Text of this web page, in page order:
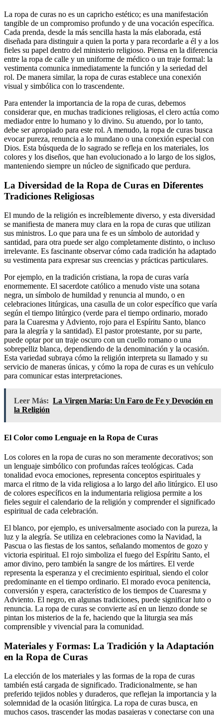
La ropa de curas no es un capricho estético; es una manifestación
tangible de un compromiso profundo y de una vocación específica.
Cada prenda, desde la más sencilla hasta la más elaborada, está
diseñada para distinguir a quien la porta y para recordarle a él y a los
fieles su papel dentro del ministerio religioso. Piensa en la diferencia
entre la ropa de calle y un uniforme de médico o un traje formal: la
vestimenta comunica inmediatamente la función y la seriedad del
rol. De manera similar, la ropa de curas establece una conexión
visual y simbólica con lo trascendente.
Para entender la importancia de la ropa de curas, debemos
considerar que, en muchas tradiciones religiosas, el clero actúa como
mediador entre lo humano y lo divino. Su atuendo, por lo tanto,
debe ser apropiado para este rol. A menudo, la ropa de curas busca
evocar pureza, renuncia a lo mundano o una conexión especial con
Dios. Esta búsqueda de lo sagrado se refleja en los materiales, los
colores y los diseños, que han evolucionado a lo largo de los siglos,
manteniendo siempre un núcleo de significado que perdura.
La Diversidad de la Ropa de Curas en Diferentes
Tradiciones Religiosas
El mundo de la religión es increíblemente diverso, y esta diversidad
se manifiesta de manera muy clara en la ropa de curas que utilizan
sus ministros. Lo que para una fe es un símbolo de autoridad y
santidad, para otra puede ser algo completamente distinto, o incluso
irrelevante. Es fascinante observar cómo cada tradición ha adaptado
su vestimenta para expresar sus creencias y prácticas particulares.
Por ejemplo, en la tradición cristiana, la ropa de curas varía
enormemente. El sacerdote católico a menudo viste una sotana
negra, un símbolo de humildad y renuncia al mundo, o en
celebraciones litúrgicas, una casulla de un color específico que varía
según el tiempo litúrgico (verde para el tiempo ordinario, morado
para la Cuaresma y Adviento, rojo para el Espíritu Santo, blanco
para la alegría y la santidad). El pastor protestante, por su parte,
puede optar por un traje oscuro con un cuello romano o una
sobrepelliz blanca, dependiendo de la denominación y la ocasión.
Esta variedad subraya cómo la religión interpreta su llamado y su
servicio de maneras únicas, y cómo la ropa de curas es un vehículo
para comunicar estas interpretaciones.
Leer Más: La Virgen María: Un Faro de Fe y Devoción en
la Religión
El Color como Lenguaje en la Ropa de Curas
Los colores en la ropa de curas no son meramente decorativos; son
un lenguaje simbólico con profundas raíces teológicas. Cada
tonalidad evoca emociones, representa conceptos espirituales y
marca el ritmo de la vida religiosa a lo largo del año litúrgico. El uso
de colores específicos en la indumentaria religiosa permite a los
fieles seguir el calendario de la religión y comprender el significado
espiritual de cada celebración.
El blanco, por ejemplo, es universalmente asociado con la pureza, la
luz y la alegría. Se utiliza en celebraciones como la Navidad, la
Pascua o las fiestas de los santos, señalando momentos de gozo y
victoria espiritual. El rojo simboliza el fuego del Espíritu Santo, el
amor divino, pero también la sangre de los mártires. El verde
representa la esperanza y el crecimiento espiritual, siendo el color
predominante en el tiempo ordinario. El morado evoca penitencia,
conversión y espera, característico de los tiempos de Cuaresma y
Adviento. El negro, en algunas tradiciones, puede significar luto o
renuncia. La ropa de curas se convierte así en un lienzo donde se
pintan los misterios de la fe, haciendo que la liturgia sea más
comprensible y vivencial para la comunidad.
Materiales y Formas: La Tradición y la Adaptación
en la Ropa de Curas
La elección de los materiales y las formas de la ropa de curas
también está cargada de significado. Tradicionalmente, se han
preferido tejidos nobles y duraderos, que reflejan la importancia y la
solemnidad de la ocasión litúrgica. La ropa de curas busca, en
muchos casos, trascender las modas pasajeras y conectarse con una